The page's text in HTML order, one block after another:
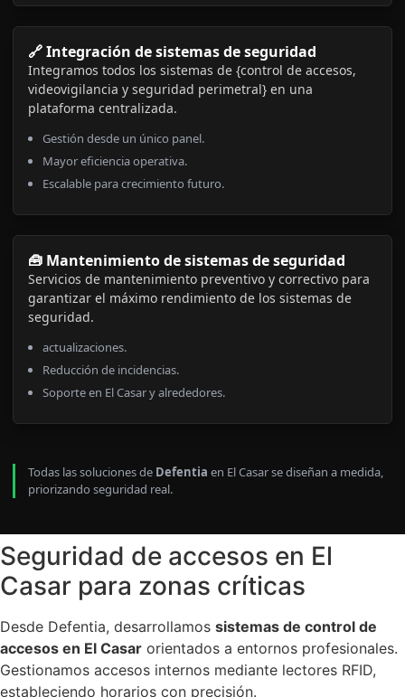
🔗 Integración de sistemas de seguridad
Integramos todos los sistemas de {control de accesos,
videovigilancia y seguridad perimetral} en una
plataforma centralizada.
Gestión desde un único panel.
Mayor eficiencia operativa.
Escalable para crecimiento futuro.
🧰 Mantenimiento de sistemas de seguridad
Servicios de mantenimiento preventivo y correctivo para
garantizar el máximo rendimiento de los sistemas de
seguridad.
actualizaciones.
Reducción de incidencias.
Soporte en El Casar y alrededores.
Todas las soluciones de Defentia en El Casar se diseñan a medida,
priorizando seguridad real.
Seguridad de accesos en El
Casar para zonas críticas
Desde Defentia, desarrollamos sistemas de control de
accesos en El Casar orientados a entornos profesionales.
Gestionamos accesos internos mediante lectores RFID,
estableciendo horarios con precisión.